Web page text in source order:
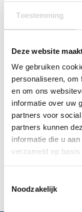
Toestemming
Deze website
We gebruiken
personaliseren, om
en om ons
informatie over uw
partners voor
partners kunnen
informatie die u
verzameld op
Noodzakelijk
0348 4791 95
WhatsApp
Mailen
Offerte
kijken naar de